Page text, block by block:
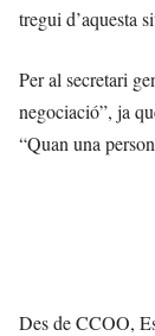
tregui d’aquesta
Per al secretari
negociació”, ja
“Quan una
Des de CCOO,